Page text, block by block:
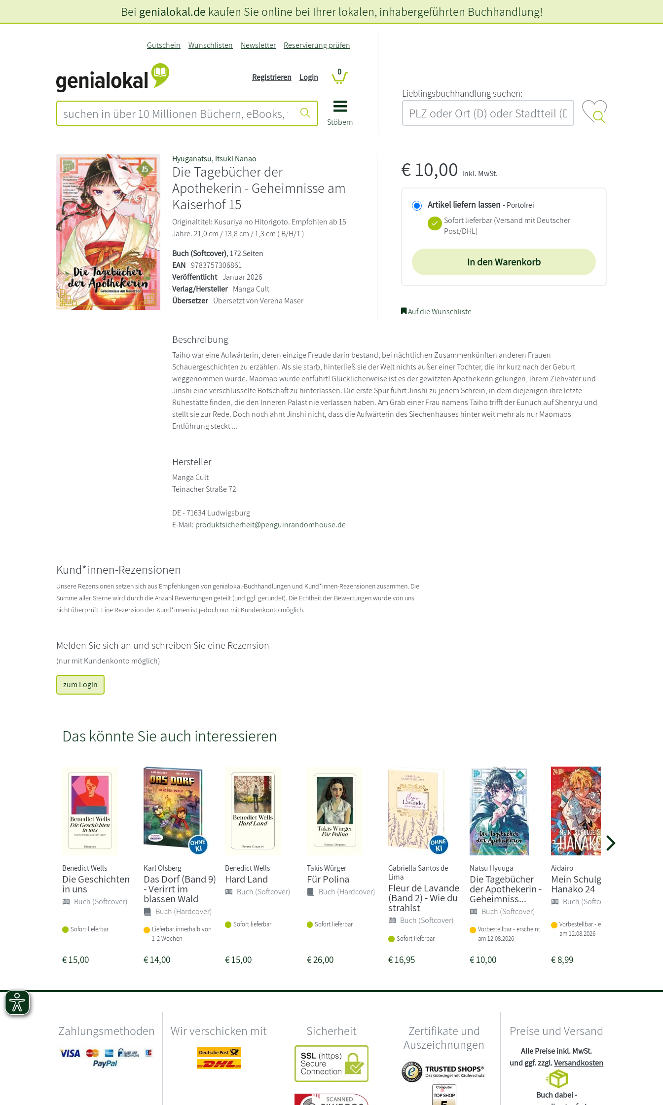
Stöbern
Gutschein Wunschlisten Newsletter Reservierung prüfen
Registrieren Login
0
L‍i‍e‍b‍l‍i‍n‍g‍s‍b‍u‍c‍h‍h‍a‍n‍d‍l‍u‍n‍g‍ ‍s‍u‍c‍h‍e‍n‍:‍
Bei genialokal.de kaufen Sie online bei Ihrer lokalen, inhabergeführten Buchhandlung!
Hyuganatsu, Itsuki Nanao
Die Tagebücher der
Apothekerin - Geheimnisse am
Kaiserhof 15
Originaltitel: Kusuriya no Hitorigoto. Empfohlen ab 15
Jahre. 21,0 cm / 13,8 cm / 1,3 cm ( B/H/T )
Buch (Softcover), 172 Seiten
EAN 9783757306861
Veröffentlicht Januar 2026
Verlag/Hersteller Manga Cult
Übersetzer Übersetzt von Verena Maser
€10,00 inkl. MwSt.
Artikel liefern lassen - Portofrei
Sofort lieferbar(Versand mit Deutscher
Post/DHL)
In den Warenkorb
Auf die Wunschliste
Beschreibung
Taiho war eine Aufwärterin, deren einzige Freude darin bestand, bei nächtlichen Zusammenkünften anderen Frauen
Schauergeschichten zu erzählen. Als sie starb, hinterließ sie der Welt nichts außer einer Tochter, die ihr kurz nach der Geburt
weggenommen wurde. Maomao wurde entführt! Glücklicherweise ist es der gewitzten Apothekerin gelungen, ihrem Ziehvater und
Jinshi eine verschlüsselte Botschaft zu hinterlassen. Die erste Spur führt Jinshi zu jenem Schrein, in dem diejenigen ihre letzte
Ruhestätte finden, die den Inneren Palast nie verlassen haben. Am Grab einer Frau namens Taiho trifft der Eunuch auf Shenryu und
stellt sie zur Rede. Doch noch ahnt Jinshi nicht, dass die Aufwärterin des Siechenhauses hinter weit mehr als nur Maomaos
Entführung steckt ...
Hersteller
Manga Cult
Teinacher Straße 72
DE - 71634 Ludwigsburg
E-Mail: produktsicherheit@penguinrandomhouse.de
Kund*innen-Rezensionen
Unsere Rezensionen setzen sich aus Empfehlungen von genialokal-Buchhandlungen und Kund*innen-Rezensionen zusammen. Die
Summe aller Sterne wird durch die Anzahl Bewertungen geteilt (und ggf. gerundet). Die Echtheit der Bewertungen wurde von uns
nicht überprüft. Eine Rezension der Kund*innen ist jedoch nur mit Kundenkonto möglich.
Melden Sie sich an und schreiben Sie eine Rezension
(nur mit Kundenkonto möglich)
zum Login
Das könnte Sie auch interessieren
Benedict Wells
Die Geschichten
in uns
Buch (Softcover)
Sofort lieferbar
€15,00
Karl Olsberg
Das Dorf (Band 9)
- Verirrt im
blassen Wald
Buch (Hardcover)
Lieferbar innerhalb von
1-2 Wochen
€14,00
Benedict Wells
Hard Land
Buch (Softcover)
Sofort lieferbar
€15,00
Takis Würger
Für Polina
Buch (Hardcover)
Sofort lieferbar
€26,00
Gabriella Santos de
Lima
Fleur de Lavande
(Band 2) - Wie du
strahlst
Buch (Softcover)
Sofort lieferbar
€16,95
Natsu Hyuuga
Die Tagebücher
der Apothekerin -
Geheimniss...
Buch (Softcover)
Vorbestellbar - erscheint
am 12.08.2026
€10,00
Aidairo
Mein Schulgeist
Hanako 24
Buch (Softcover)
Vorbestellbar - erscheint
am 12.08.2026
€8,99
Zahlungsmethoden Wir verschicken mit Sicherheit
Zertifikate und
Auszeichnungen
Preise und Versand
Alle Preise inkl. MwSt.
und ggf. zzgl.Versandkosten
Buch dabei -